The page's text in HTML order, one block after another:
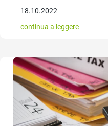
18.10.2022
continua a leggere